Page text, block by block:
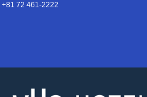
+81 72 461-2222